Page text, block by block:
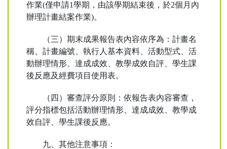
作業(僅申請1學期，由該學期結束後，於2個月內
辦理計畫結案作業)。
（三）期末成果報告表內容依序為：計畫名
稱、計畫編號、執行人基本資料、活動型式、活
動辦理情形、達成成效、教學成效自評、學生課
後反應及經費項目使用表。
（四）審查評分原則：依報告表內容審查，
評分指標包括活動辦理情形、達成成效、教學成
效自評、學生課後反應。
九、其他注意事項：